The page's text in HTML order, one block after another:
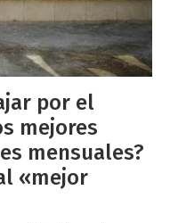
por el
mejores
mensuales?
«mejor